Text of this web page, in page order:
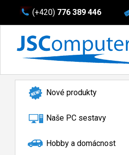
(+420) 776 389 446
Nové produkty
Naše PC sestavy
Hobby a domácnost